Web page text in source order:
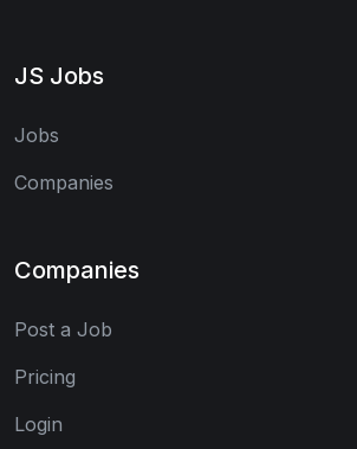
JS Jobs
Jobs
Companies
Companies
Post a Job
Pricing
Login